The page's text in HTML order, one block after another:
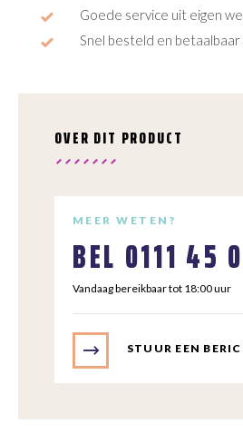
Goede service uit eigen
Snel besteld en
OVER DIT PRODUCT
MEER WETEN?
BEL 0111 45
Vandaag bereikbaar tot 18:00 uur
STUUR EEN